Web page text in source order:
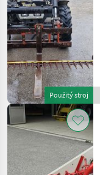
Použitý stroj